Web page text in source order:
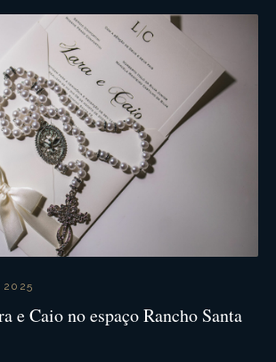
2025
e Caio no espaço Rancho Santa